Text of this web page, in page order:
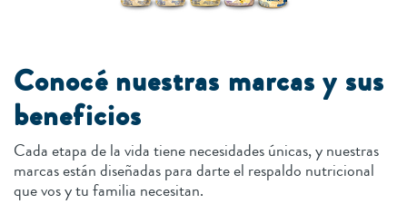
Conocé nuestras marcas y sus
beneficios
Cada etapa de la vida tiene necesidades únicas, y nuestras
marcas están diseñadas para darte el respaldo nutricional
que vos y tu familia necesitan.